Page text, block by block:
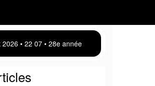
• 22:07 • 28e année